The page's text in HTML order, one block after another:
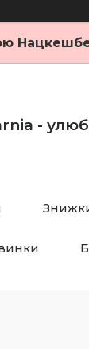
-
Знижки